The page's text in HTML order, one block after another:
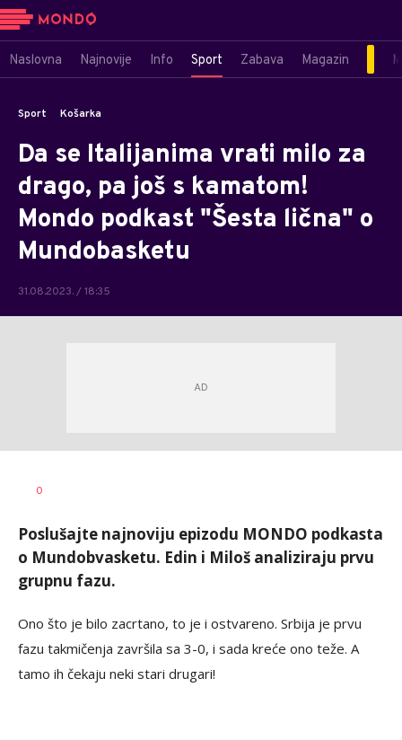
Naslovna Najnovije Info Sport Zabava Magazin
Sport Košarka
Da se Italijanima vrati milo za
drago, pa još s kamatom!
Mondo podkast "Šesta lična" o
Mundobasketu
31.08.2023. / 18:35
AUTOR
0
Poslušajte najnoviju epizodu MONDO podkasta
o Mundobvasketu. Edin i Miloš analiziraju prvu
grupnu fazu.
Ono što je bilo zacrtano, to je i ostvareno. Srbija je prvu
fazu takmičenja završila sa 3-0, i sada kreće ono teže. A
tamo ih čekaju neki stari drugari!